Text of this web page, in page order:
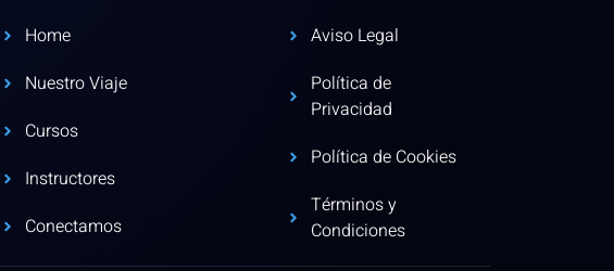
Home
Nuestro Viaje
Cursos
Instructores
Conectamos
Aviso Legal
Política de
Privacidad
Política de Cookies
Términos y
Condiciones